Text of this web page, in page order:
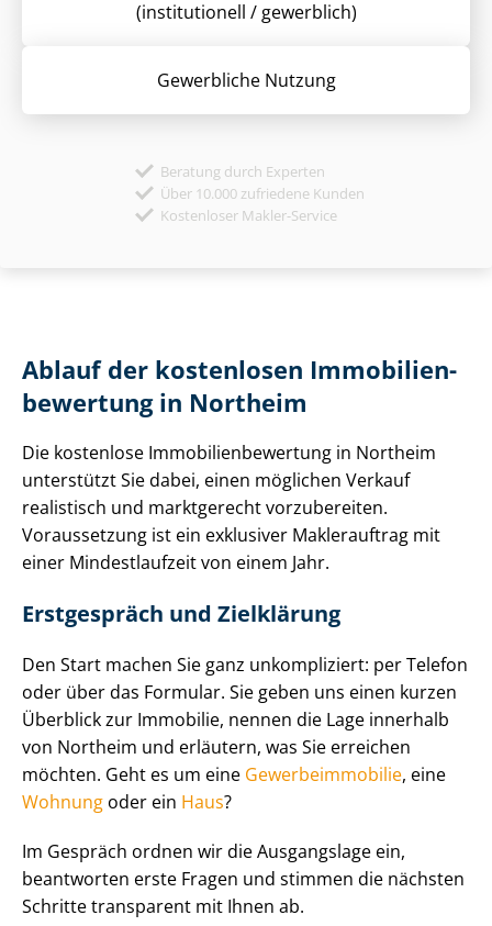
(institutionell / gewerblich)
Gewerbliche Nutzung
Beratung durch Experten
Über 10.000 zufriedene Kunden
Kostenloser Makler-Service
Ablauf der kostenlosen Im­mo­bi­li­en­
be­wer­tung in Northeim
Die kostenlose Im­mo­bi­li­en­be­wer­tung in Northeim
unterstützt Sie dabei, einen möglichen Verkauf
realistisch und marktgerecht vorzubereiten.
Voraussetzung ist ein exklusiver Maklerauftrag mit
einer Mindestlaufzeit von einem Jahr.
Erstgespräch und Zielklärung
Den Start machen Sie ganz unkompliziert: per Telefon
oder über das Formular. Sie geben uns einen kurzen
Überblick zur Immobilie, nennen die Lage innerhalb
von Northeim und erläutern, was Sie erreichen
möchten. Geht es um eine Ge­wer­be­im­mo­bi­lie, eine
Wohnung oder ein Haus?
Im Gespräch ordnen wir die Ausgangslage ein,
beantworten erste Fragen und stimmen die nächsten
Schritte transparent mit Ihnen ab.